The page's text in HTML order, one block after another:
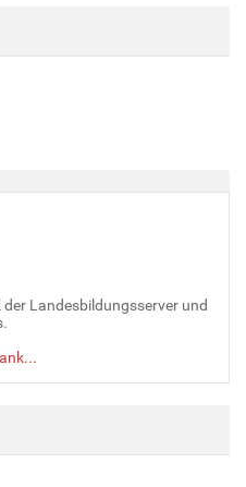
Landesbildungsserver und